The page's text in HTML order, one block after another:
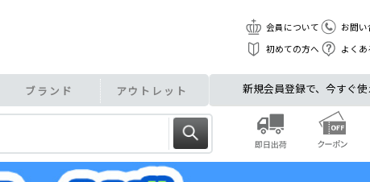
会員について
お問い
初めての方へ
よくあ
ブランド アウトレット 新規会員登録で、今すぐ使